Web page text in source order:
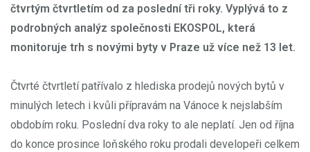
čtvrtým čtvrtletím od za poslední tři roky. Vyplývá to z
podrobných analýz společnosti EKOSPOL, která
monitoruje trh s novými byty v Praze už více než 13 let.
Čtvrté čtvrtletí patřívalo z hlediska prodejů nových bytů v
minulých letech i kvůli přípravám na Vánoce k nejslabším
obdobím roku. Poslední dva roky to ale neplatí. Jen od října
do konce prosince loňského roku prodali developeři celkem